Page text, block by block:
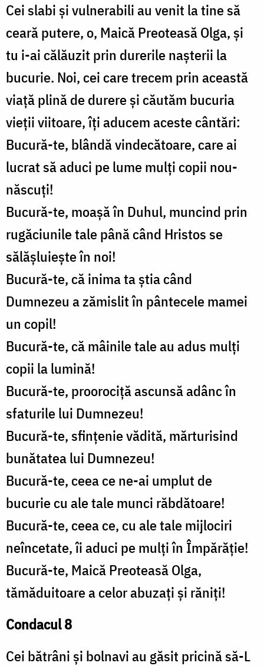
Cei slabi și vulnerabili au venit la tine să
ceară putere, o, Maică Preoteasă Olga, și
tu i-ai călăuzit prin durerile nașterii la
bucurie. Noi, cei care trecem prin această
viață plină de durere și căutăm bucuria
vieții viitoare, îți aducem aceste cântări:
Bucură-te, blândă vindecătoare, care ai
lucrat să aduci pe lume mulți copii nou-
născuți!
Bucură-te, moașă în Duhul, muncind prin
rugăciunile tale până când Hristos se
sălășluiește în noi!
Bucură-te, că inima ta știa când
Dumnezeu a zămislit în pântecele mamei
un copil!
Bucură-te, că mâinile tale au adus mulți
copii la lumină!
Bucură-te, proorociță ascunsă adânc în
sfaturile lui Dumnezeu!
Bucură-te, sfințenie vădită, mărturisind
bunătatea lui Dumnezeu!
Bucură-te, ceea ce ne-ai umplut de
bucurie cu ale tale munci răbdătoare!
Bucură-te, ceea ce, cu ale tale mijlociri
neîncetate, îi aduci pe mulți în Împărăție!
Bucură-te, Maică Preoteasă Olga,
tămăduitoare a celor abuzați și răniți!
Condacul 8
Cei bătrâni și bolnavi au găsit pricină să-L